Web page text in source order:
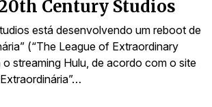
Century Studios
está desenvolvendo um reboot de
(“The League of Extraordinary
o streaming Hulu, de acordo com o site